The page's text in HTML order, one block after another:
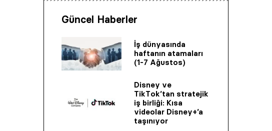
Güncel Haberler
İş dünyasında
haftanın atamaları
(1-7 Ağustos)
Disney ve
TikTok’tan stratejik
iş birliği: Kısa
videolar Disney+’a
taşınıyor